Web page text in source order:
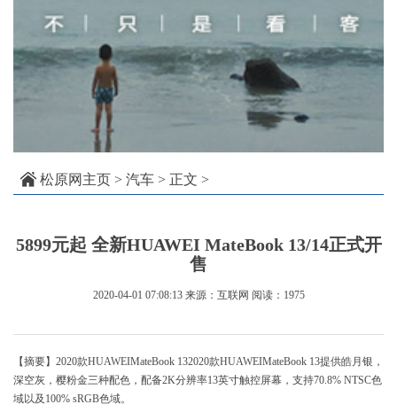
松原网主页 > 汽车 > 正文 >
5899元起 全新HUAWEI MateBook 13/14正式开
售
2020-04-01 07:08:13 来源：互联网 阅读：1975
【摘要】2020款HUAWEIMateBook 132020款HUAWEIMateBook 13提供皓月银，
深空灰，樱粉金三种配色，配备2K分辨率13英寸触控屏幕，支持70.8% NTSC色
域以及100% sRGB色域。